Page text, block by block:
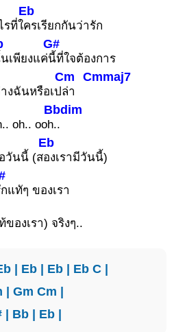
รที่ใ
Eb
ครเรียกกันว่ารัก
เพียงแค่
G#
นี้ที่ใจต้องการ
งฉันหรือเป
Cm
ล่า
Cmmaj7
oh.. ooh
Bbdim
..
วันนี้ (ส
Eb
องเรามีวันนี้)
แทัๆ ของเรา
องเรา) จริงๆ..
| Eb | Eb | Eb C |
| Gm Cm |
| Bb | Eb |